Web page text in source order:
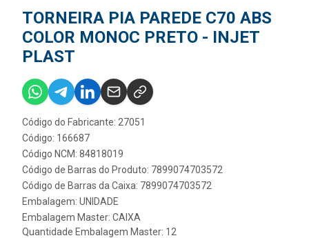
TORNEIRA PIA PAREDE C70 ABS
COLOR MONOC PRETO - INJET
PLAST
Código do Fabricante: 27051
Código: 166687
Código NCM: 84818019
Código de Barras do Produto: 7899074703572
Código de Barras da Caixa: 7899074703572
Embalagem: UNIDADE
Embalagem Master: CAIXA
Quantidade Embalagem Master: 12